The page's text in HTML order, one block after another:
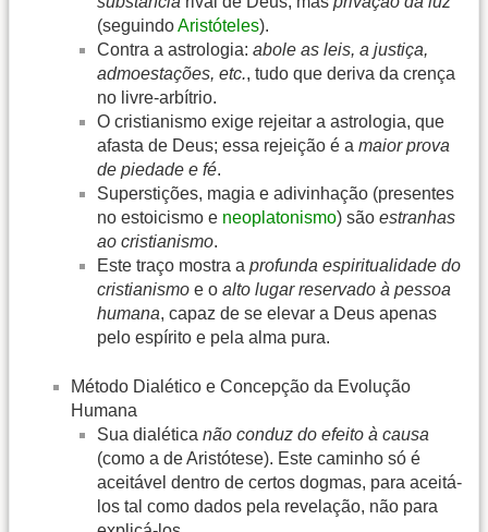
(seguindoAristóteles).
Contra a astrologia: abole as leis, a justiça,
admoestações, etc., tudo que deriva da crença
no livre-arbítrio.
O cristianismo exige rejeitar a astrologia, que
afasta de Deus; essa rejeição é a maior prova
de piedade e fé.
Superstições, magia e adivinhação (presentes
no estoicismo e neoplatonismo) são estranhas
ao cristianismo.
Este traço mostra a profunda espiritualidade do
cristianismo e o alto lugar reservado à pessoa
humana, capaz de se elevar a Deus apenas
pelo espírito e pela alma pura.
Método Dialético e Concepção da Evolução
Humana
Sua dialética não conduz do efeito à causa
(como a de Aristótese). Este caminho só é
aceitável dentro de certos dogmas, para aceitá-
los tal como dados pela revelação, não para